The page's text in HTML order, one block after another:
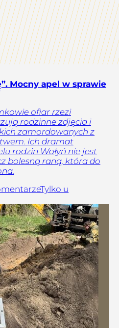
Mocny apel w sprawie
ofiar rzezi
rodzinne zdjęcia i
zamordowanych z
Ich dramat
rodzin Wołyń nie jest
bolesną raną, która do
Tylko u